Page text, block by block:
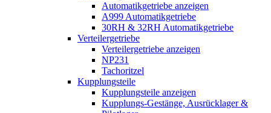
Automatikgetriebe anzeigen
A999 Automatikgetriebe
30RH & 32RH Automatikgetriebe
Verteilergetriebe
Verteilergetriebe anzeigen
NP231
Tachoritzel
Kupplungsteile
Kupplungsteile anzeigen
Kupplungs-Gestänge, Ausrücklager &